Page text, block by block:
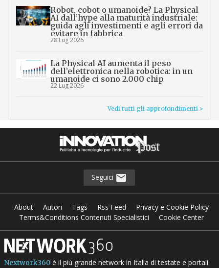
Robot, cobot o umanoide? La Physical
AI dall’hype alla maturità industriale:
guida agli investimenti e agli errori da
evitare in fabbrica
28 Lug 2026
La Physical AI aumenta il peso
dell’elettronica nella robotica: in un
umanoide ci sono 2.000 chip
22 Lug 2026
Vedi tutti gli approfondimenti >
Seguici
About Autori Tags Rss Feed
Privacy e Cookie Policy
Terms&Conditions Contenuti Specialistici
Cookie Center
Nextwork360è il più grande network in Italia di testate e portali